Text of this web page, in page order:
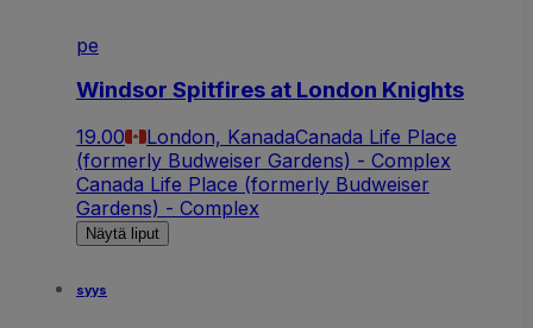
pe
Windsor Spitfires at London Knights
19.00 London, KanadaCanada Life Place
(formerly Budweiser Gardens) - Complex
Canada Life Place (formerly Budweiser
Gardens) - Complex
Näytä liput
syys